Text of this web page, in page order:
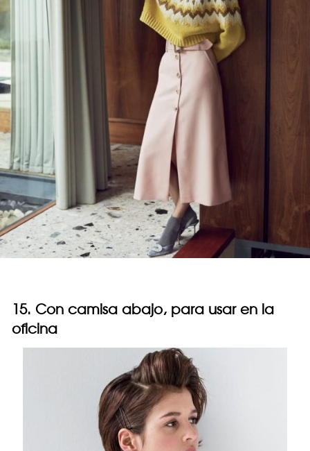
15. Con camisa abajo, para usar en la
oficina